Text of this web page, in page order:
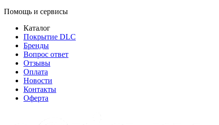
Помощь и сервисы
Каталог
Покрытие DLC
Бренды
Вопрос ответ
Отзывы
Оплата
Новости
Контакты
Оферта